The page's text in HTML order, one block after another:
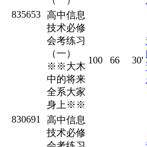
835653 高中信息
技术必修
会考练习
（一）
※※大木
中的将来
全系大家
身上※※
100 66 30'
830691
高中信息
技术必修